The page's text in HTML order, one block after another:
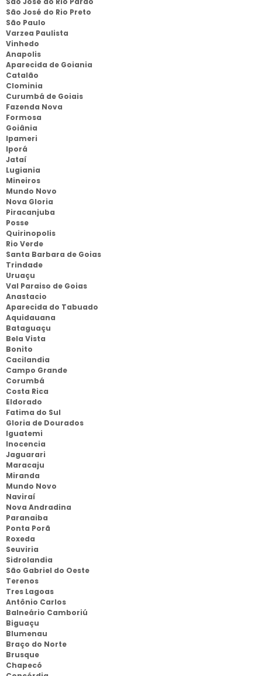
São José do Rio Preto
São Paulo
Varzea Paulista
Vinhedo
Anapolis
Aparecida de Goiania
Catalão
Clominia
Curumbá de Goiais
Fazenda Nova
Formosa
Goiânia
Ipameri
Iporá
Jataí
Lugiania
Mineiros
Mundo Novo
Nova Gloria
Piracanjuba
Posse
Quirinopolis
Rio Verde
Santa Barbara de Goias
Trindade
Uruaçu
Val Paraiso de Goias
Anastacio
Aparecida do Tabuado
Aquidauana
Bataguaçu
Bela Vista
Bonito
Cacilandia
Campo Grande
Corumbá
Costa Rica
Eldorado
Fatima do Sul
Gloria de Dourados
Iguatemi
Inocencia
Jaguarari
Maracaju
Miranda
Mundo Novo
Naviraí
Nova Andradina
Paranaiba
Ponta Porã
Roxeda
Seuviria
Sidrolandia
São Gabriel do Oeste
Terenos
Tres Lagoas
Antônio Carlos
Balneário Camboriú
Biguaçu
Blumenau
Braço do Norte
Brusque
Chapecó